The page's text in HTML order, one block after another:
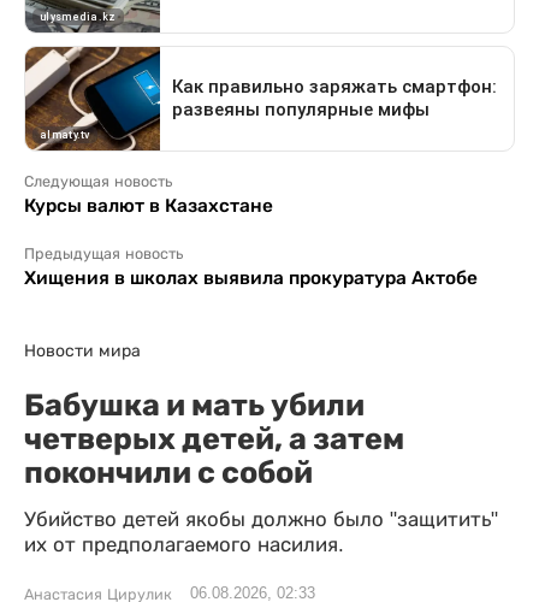
Следующая новость
Курсы валют в Казахстане
Предыдущая новость
Хищения в школах выявила прокуратура Актобе
Новости мира
Бабушка и мать убили
четверых детей, а затем
покончили с собой
Убийство детей якобы должно было "защитить"
их от предполагаемого насилия.
Анастасия Цирулик 06.08.2026, 02:33